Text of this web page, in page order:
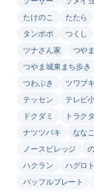
たけのこ
たたら
タンポポ
つくし
ツナさん家
つや
つやま城東まち歩き
つわぶき
ツワブキ
テッセン
テレビ
ドクダミ
トラク
ナツツバキ
なな
ノースビレッジ
ハクラン
ハグロ
バッフルプレート